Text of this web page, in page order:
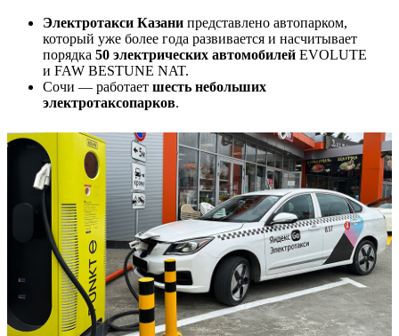
Электротакси Казани представлено автопарком,
который уже более года развивается и насчитывает
порядка 50 электрических автомобилей EVOLUTE
и FAW BESTUNE NAT.
Сочи — работает шесть небольших
электротаксопарков.